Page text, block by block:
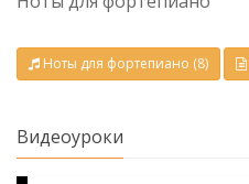
Ноты для фортепиано (8)
Видеоуроки